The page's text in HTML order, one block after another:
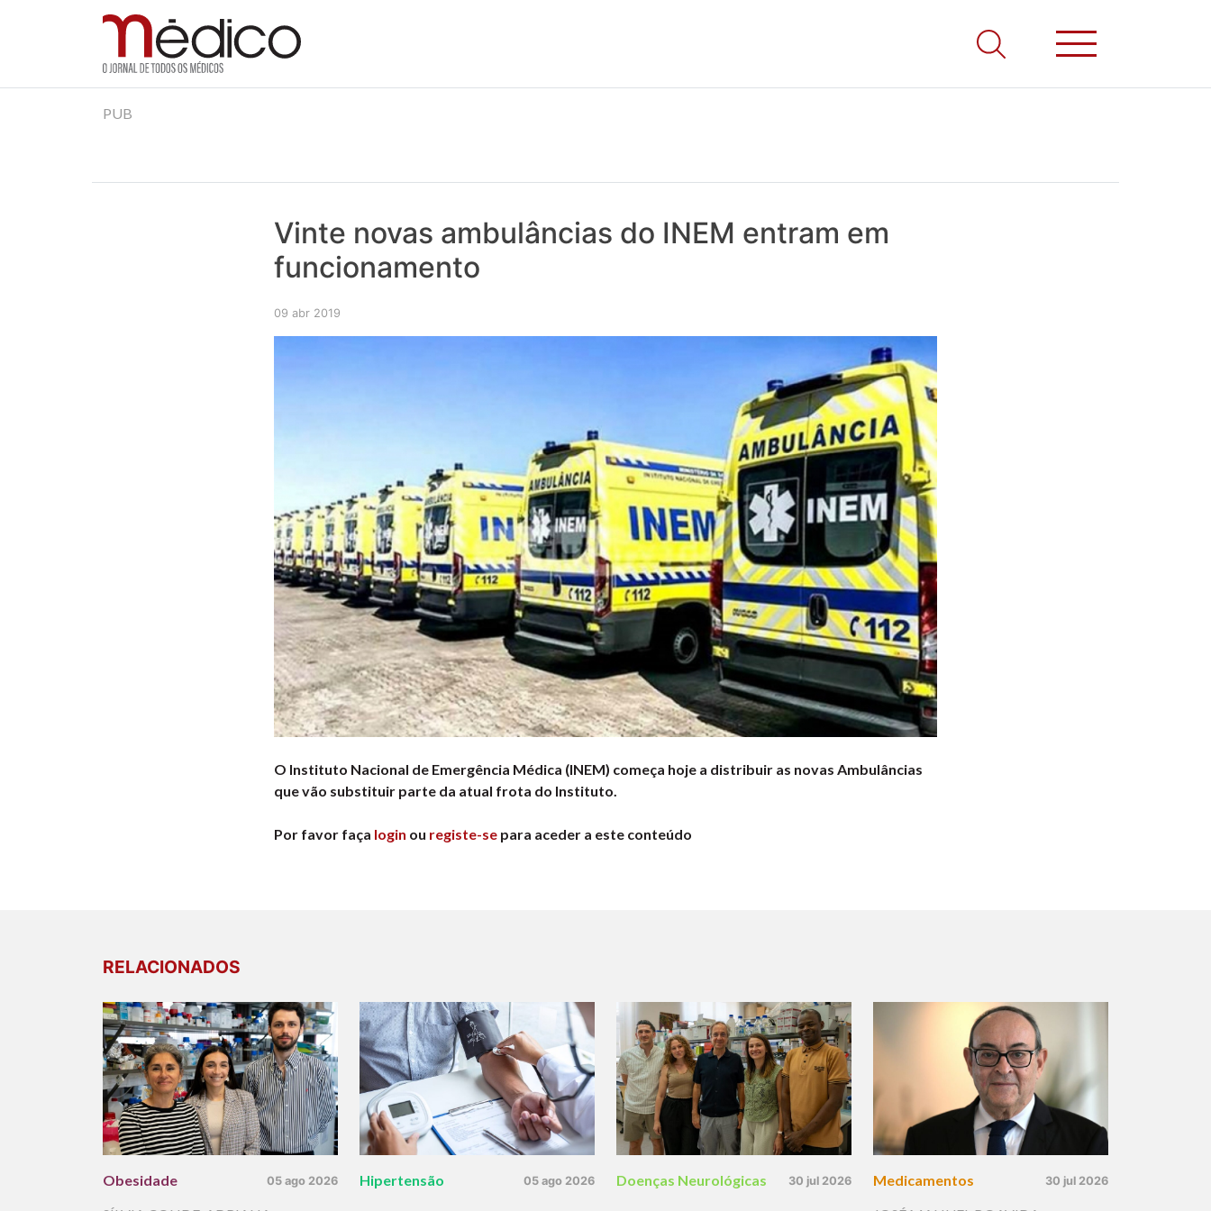
Jornal Médico
Médico – O Jornal de Todos os Médicos. Onde as notícias realmente contam! Tudo o que se passa na Saúde!
PUB
Vinte novas ambulâncias do INEM entram em
funcionamento
09 abr 2019
O Instituto Nacional de Emergência Médica (INEM) começa hoje a distribuir as novas Ambulâncias
que vão substituir parte da atual frota do Instituto.
Por favor faça login ou registe-se para aceder a este conteúdo
RELACIONADOS
Obesidade 05 ago 2026 Hipertensão 05 ago 2026 Doenças Neurológicas 30 jul 2026 Medicamentos 30 jul 2026